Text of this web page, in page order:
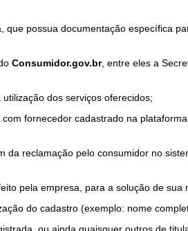
possua documentação específica
Consumidor.gov.br, entre eles a
dos serviços oferecidos;
fornecedor cadastrado na
reclamação pelo consumidor no
pela empresa, para a solução de sua
do cadastro (exemplo: nome
ou ainda quaisquer outros de